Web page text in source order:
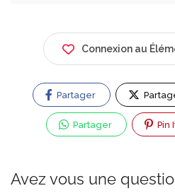
Connexion au
Partager
Partager Pin
Avez vous une